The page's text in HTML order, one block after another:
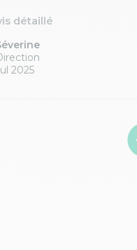
détaillé
2025